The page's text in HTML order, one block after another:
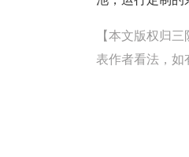
【本文版权归
表作者看法，如